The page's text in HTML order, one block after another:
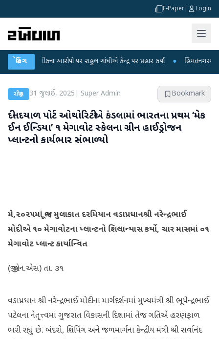
E-Paper Login
બ્રેકિંગ
લીકના આરોપો પર રાહુલ ગાંધીએ કેન્દ્ર પર પ્રહાર કર્યા ● હિંમતનગરમાં રહસ્યમય
રાષ્ટ્રીય 31 જુલાઈ, 2025 Super Admin Bookmark
દીનદયાળ પોર્ટ ઓથોરિટીએ કંડલામાં ભારતના પ્રથમ ‘મેક
ઈન ઈન્ડિયા’ ૧ મેગાવોટ સ્કેલના ગ્રીન હાઈડ્રોજન
પ્લાન્ટનો કાર્યભાર સંભાળ્યો
મે,૨૦૨૫માં ભૂજ મુલાકાત દરમિયાન વડાપ્રધાનશ્રી નરેન્દ્રભાઈ
મોદીએ ૧૦ મેગાવોટના પ્લાન્ટનો શિલાન્યાસ કર્યો, ચાર માસમાં ૦૧
મેગાવોટ પ્લાન્ટ કાર્યાન્વિત
(જી.એન.એસ) તા. ૩૧
વડાપ્રધાન શ્રી નરેન્દ્રભાઈ મોદીના માર્ગદર્શનમાં મુખ્યમંત્રી શ્રી ભૂપેન્દ્રભાઈ
પટેલના નેતૃત્ત્વમાં ગુજરાત વિકાસની દિશામાં તેજ ગતિએ હરણફાળ
ભરી રહ્યું છે. બંદરો, શિપિંગ અને જળમાર્ગના કેન્દ્રીય મંત્રી શ્રી સર્વાનંદ